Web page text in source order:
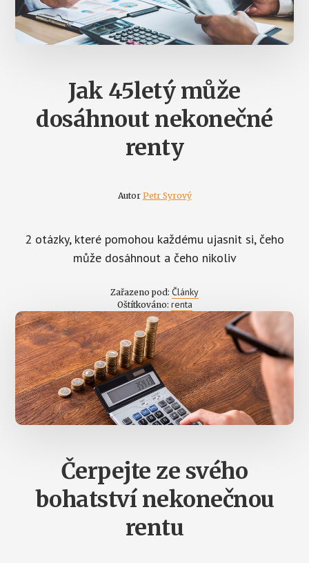
Jak 45letý může
dosáhnout nekonečné
renty
Autor Petr Syrový
2 otázky, které pomohou každému ujasnit si, čeho
může dosáhnout a čeho nikoliv
Zařazeno pod: Články
Oštítkováno: renta
Čerpejte ze svého
bohatství nekonečnou
rentu